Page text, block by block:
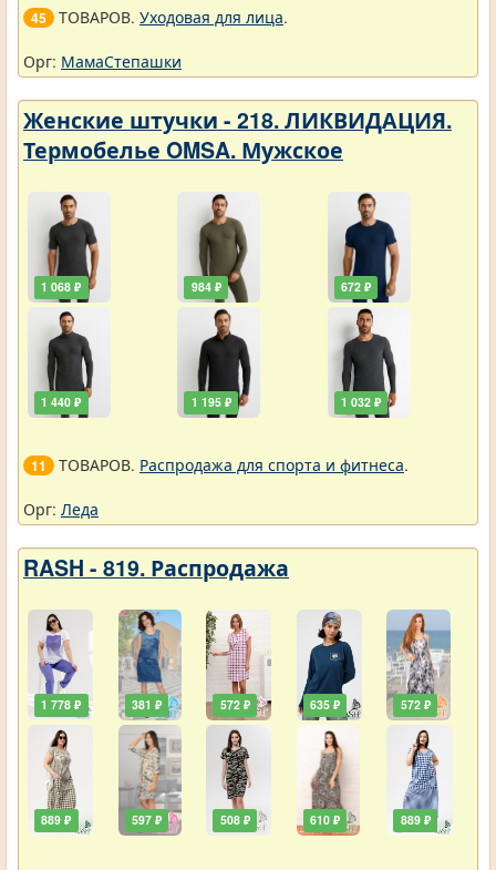
45 ТОВАРОВ. Уходовая для лица.
Орг: МамаСтепашки
Женские штучки - 218. ЛИКВИДАЦИЯ.
Термобелье OMSA. Мужское
1 068 ₽
1 440 ₽
984 ₽
1 195 ₽
672 ₽
1 032 ₽
11 ТОВАРОВ. Распродажа для спорта и фитнеса.
Орг: Леда
RASH - 819. Распродажа
1 778 ₽
889 ₽
381 ₽
597 ₽
572 ₽
508 ₽
635 ₽
610 ₽
572 ₽
889 ₽